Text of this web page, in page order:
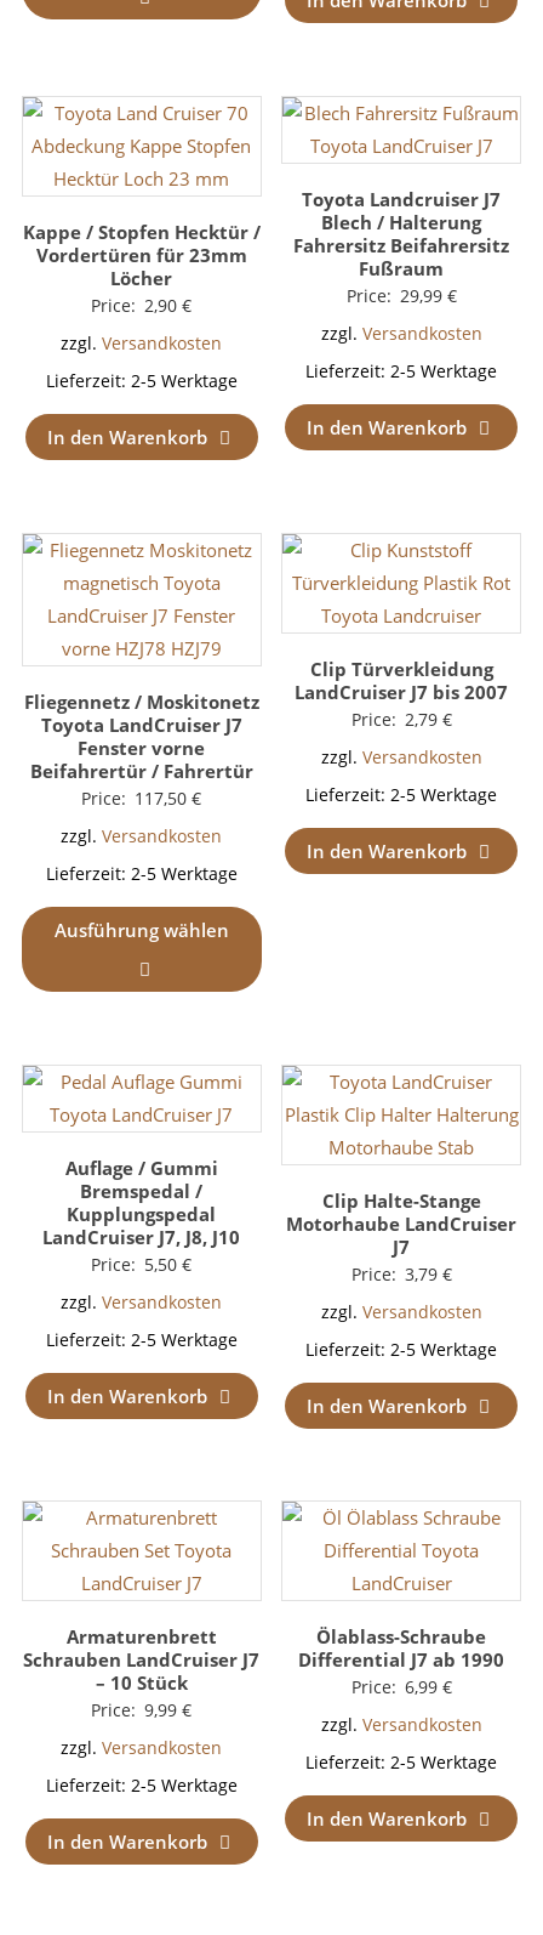
Kappe / Stopfen Hecktür /
Vordertüren für 23mm
Löcher
Price: 2,90€
zzgl.Versandkosten
Lieferzeit: 2-5 Werktage
In den Warenkorb
Toyota Landcruiser J7
Blech / Halterung
Fahrersitz Beifahrersitz
Fußraum
Price: 29,99 €
zzgl. Versandkosten
Lieferzeit:2-5 Werktage
In den Warenkorb
Fliegennetz / Moskitonetz
Toyota LandCruiser J7
Fenster vorne
Beifahrertür / Fahrertür
Price: 117,50€
zzgl.Versandkosten
Lieferzeit: 2-5 Werktage
Ausführung wählen
Clip Türverkleidung
LandCruiser J7 bis 2007
Price: 2,79 €
zzgl. Versandkosten
Lieferzeit:2-5 Werktage
In den Warenkorb
Auflage / Gummi
Bremspedal /
Kupplungspedal
LandCruiser J7, J8, J10
Price: 5,50€
zzgl.Versandkosten
Lieferzeit: 2-5 Werktage
In den Warenkorb
Clip Halte-Stange
Motorhaube LandCruiser
J7
Price: 3,79 €
zzgl. Versandkosten
Lieferzeit:2-5 Werktage
In den Warenkorb
Armaturenbrett
Schrauben LandCruiser J7
– 10 Stück
Price: 9,99€
zzgl.Versandkosten
Lieferzeit: 2-5 Werktage
In den Warenkorb
Ölablass-Schraube
Differential J7 ab 1990
Price: 6,99 €
zzgl. Versandkosten
Lieferzeit:2-5 Werktage
In den Warenkorb